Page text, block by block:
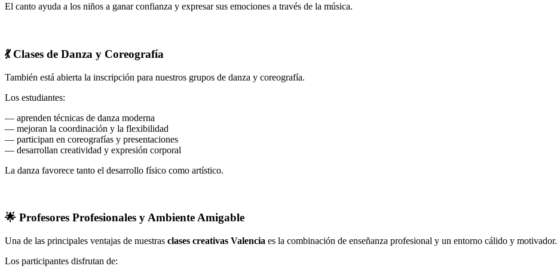
El canto ayuda a los niños a ganar confianza y expresar sus emociones a través de la música.
💃 Clases de Danza y Coreografía
También está abierta la inscripción para nuestros grupos de danza y coreografía.
Los estudiantes:
— aprenden técnicas de danza moderna
— mejoran la coordinación y la flexibilidad
— participan en coreografías y presentaciones
— desarrollan creatividad y expresión corporal
La danza favorece tanto el desarrollo físico como artístico.
🌟 Profesores Profesionales y Ambiente Amigable
Una de las principales ventajas de nuestras clases creativas Valencia es la combinación de enseñanza profesional y un entorno cálido y motivador.
Los participantes disfrutan de: